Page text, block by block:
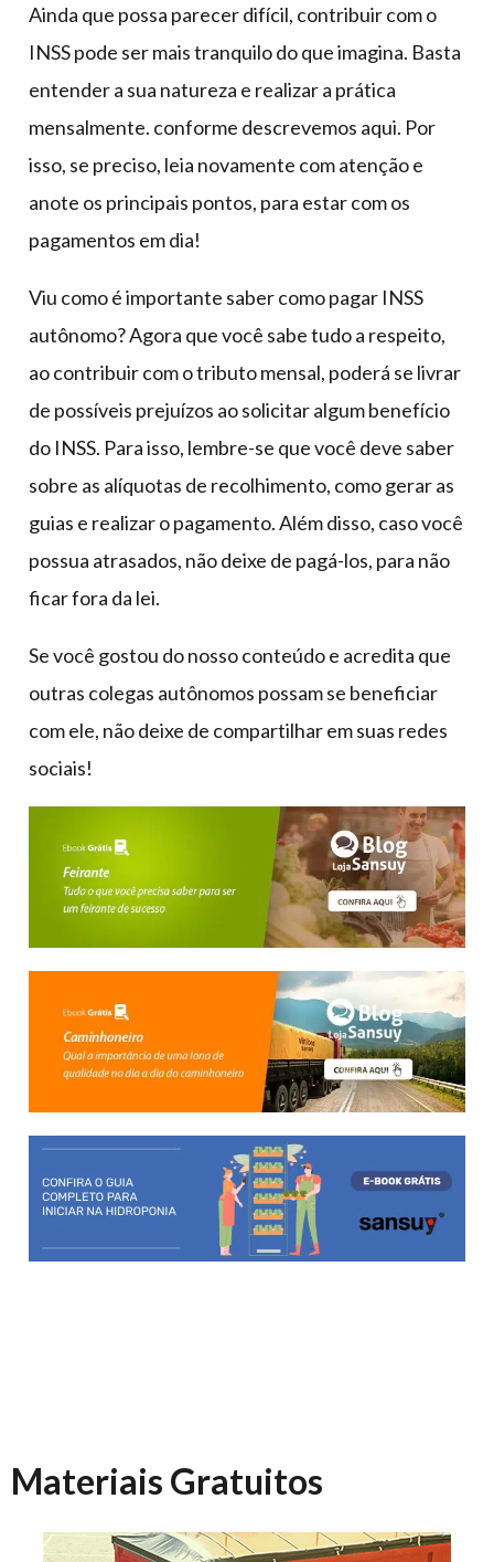
Ainda que possa parecer difícil, contribuir com o
INSS pode ser mais tranquilo do que imagina. Basta
entender a sua natureza e realizar a prática
mensalmente. conforme descrevemos aqui. Por
isso, se preciso, leia novamente com atenção e
anote os principais pontos, para estar com os
pagamentos em dia!
Viu como é importante saber como pagar INSS
autônomo? Agora que você sabe tudo a respeito,
ao contribuir com o tributo mensal, poderá se livrar
de possíveis prejuízos ao solicitar algum benefício
do INSS. Para isso, lembre-se que você deve saber
sobre as alíquotas de recolhimento, como gerar as
guias e realizar o pagamento. Além disso, caso você
possua atrasados, não deixe de pagá-los, para não
ficar fora da lei.
Se você gostou do nosso conteúdo e acredita que
outras colegas autônomos possam se beneficiar
com ele, não deixe de compartilhar em suas redes
sociais!
Materiais Gratuitos